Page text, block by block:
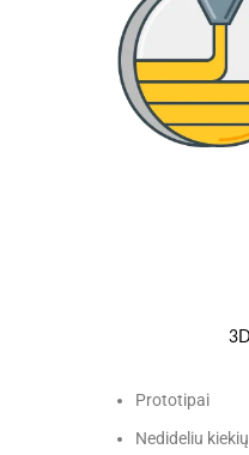
Prototipai
Nedideliu